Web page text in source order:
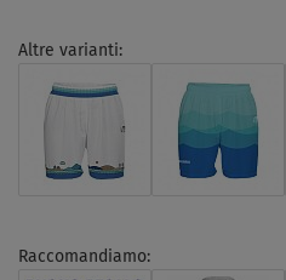
Altre varianti:
Raccomandiamo: